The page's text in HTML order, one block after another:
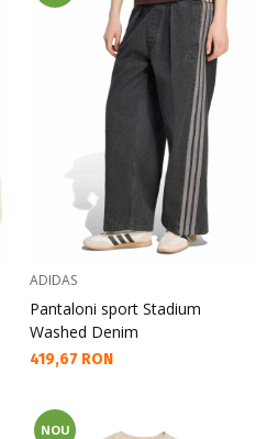
ADIDAS
Pantaloni sport Stadium
Washed Denim
Текуща цена:
419,67 RON
NOU